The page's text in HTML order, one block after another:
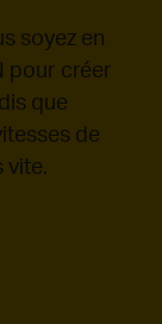
soyez en
pour créer
que
de
vite.